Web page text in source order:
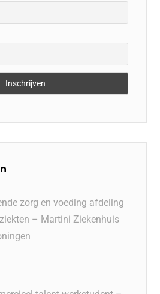
zorg en voeding afdeling
– Martini Ziekenhuis